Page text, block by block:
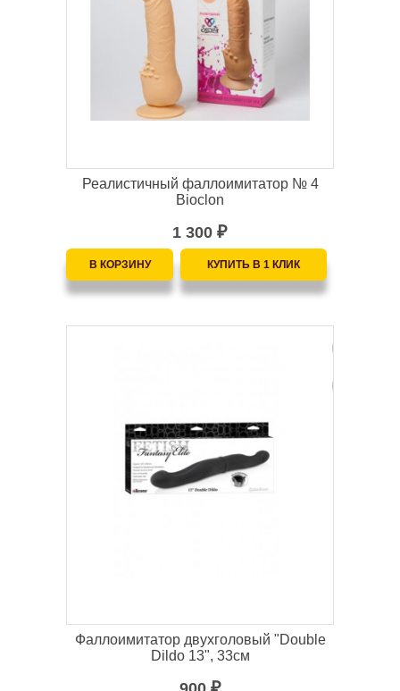
Реалистичный фаллоимитатор № 4
Bioclon
1 300 ₽
Фаллоимитатор двухголовый "Double
Dildo 13", 33см
₽